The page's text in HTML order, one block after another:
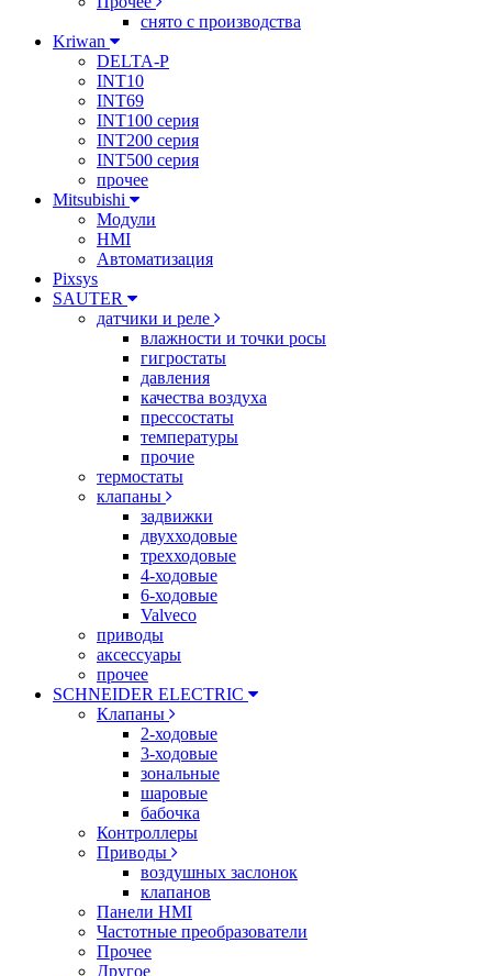
снято с производства
Kriwan
DELTA-P
INT10
INT69
INT100 серия
INT200 серия
INT500 серия
прочее
Mitsubishi
Модули
HMI
Автоматизация
Pixsys
SAUTER
датчики и реле
влажности и точки росы
гигростаты
давления
качества воздуха
прессостаты
температуры
прочие
термостаты
клапаны
задвижки
двухходовые
трехходовые
4-ходовые
6-ходовые
Valveco
приводы
аксессуары
прочее
SCHNEIDER ELECTRIC
Клапаны
2-ходовые
3-ходовые
зональные
шаровые
бабочка
Контроллеры
Приводы
воздушных заслонок
клапанов
Панели HMI
Частотные преобразователи
Прочее
Другое